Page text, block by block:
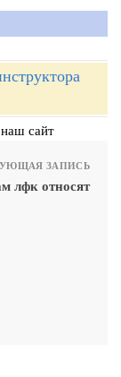
сайт
ЗАПИСЬ
лфк относят